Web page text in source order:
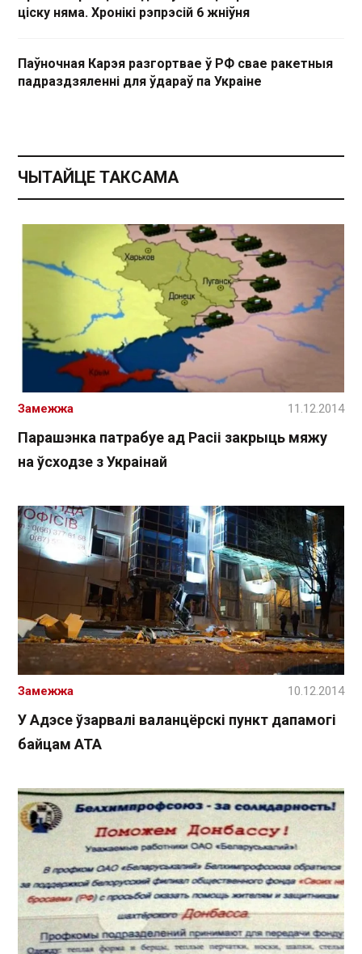
ціску няма. Хронікі рэпрэсій 6 жніўня
Паўночная Карэя разгортвае ў РФ свае ракетныя
падраздзяленні для ўдараў па Украіне
ЧЫТАЙЦЕ ТАКСАМА
Парашэнка патрабуе ад Расіі закрыць мяжу
на ўсходзе з Украінай
Замежжа 11.12.2014
У Адэсе ўзарвалі валанцёрскі пункт дапамогі
байцам АТА
Замежжа 10.12.2014